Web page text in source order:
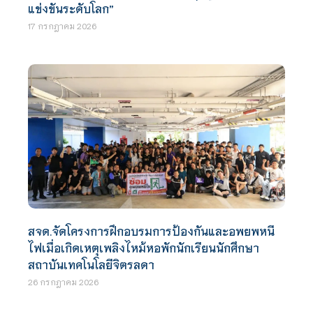
แข่งขันระดับโลก”
17 กรกฎาคม 2026
สจด.จัดโครงการฝึกอบรมการป้องกันและอพยพหนี
ไฟเมื่อเกิดเหตุเพลิงไหม้หอพักนักเรียนนักศึกษา
สถาบันเทคโนโลยีจิตรลดา
26 กรกฎาคม 2026